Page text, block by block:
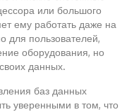
или большого
ему работать даже на
для пользователей,
оборудования, но
данных.
баз данных
уверенными в том, что